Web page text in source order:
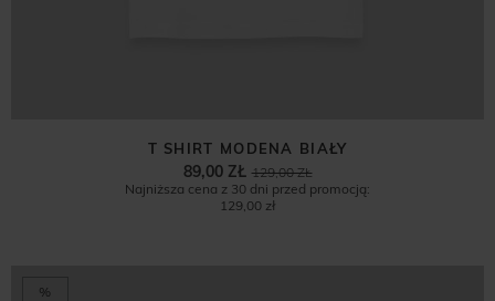
T SHIRT MODENA BIAŁY
129,00 ZŁ
89,00 ZŁ
Najniższa cena z 30 dni przed promocją:
129,00 zł
%